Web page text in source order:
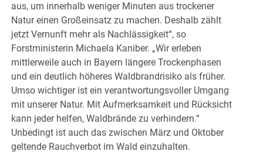
aus, um innerhalb weniger Minuten aus trockener
Natur einen Großeinsatz zu machen. Deshalb zählt
jetzt Vernunft mehr als Nachlässigkeit“, so
Forstministerin Michaela Kaniber. „Wir erleben
mittlerweile auch in Bayern längere Trockenphasen
und ein deutlich höheres Waldbrandrisiko als früher.
Umso wichtiger ist ein verantwortungsvoller Umgang
mit unserer Natur. Mit Aufmerksamkeit und Rücksicht
kann jeder helfen, Waldbrände zu verhindern.“
Unbedingt ist auch das zwischen März und Oktober
geltende Rauchverbot im Wald einzuhalten.